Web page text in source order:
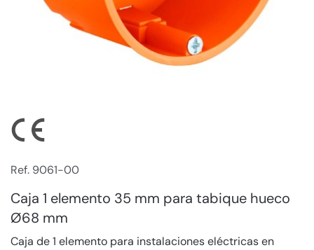
Ref. 9061-00
Caja 1 elemento 35 mm para tabique hueco
Ø68 mm
Caja de 1 elemento para instalaciones eléctricas en